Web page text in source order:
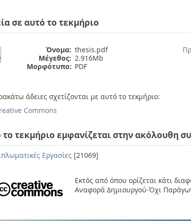
σε αυτό το τεκμήριο
Όνομα: thesis.pdf
Μέγεθος: 2.916Mb
Μορφότυπο: PDF
άδειες σχετίζονται με αυτό το τεκμήριο:
Commons
το τεκμήριο εμφανίζεται στην ακόλουθη
Εργασίες [21069]
Εκτός από όπου ορίζεται κάτι
Αναφορά Δημιουργού-Όχι